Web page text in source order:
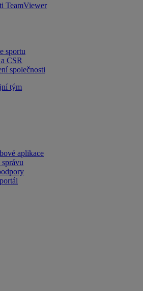
TeamViewer
sportu
CSR
společnosti
tým
aplikace